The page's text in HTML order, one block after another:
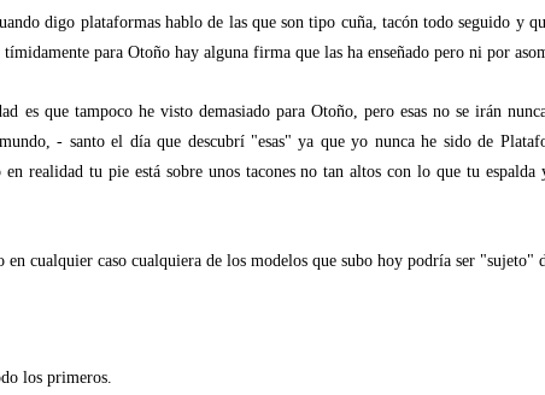
digo plataformas hablo de las que son tipo cuña, tacón todo seguido y
para Otoño hay alguna firma que las ha enseñado pero ni por
es que tampoco he visto demasiado para Otoño, pero esas no se irán
- santo el día que descubrí "esas" ya que yo nunca he sido de
realidad tu pie está sobre unos tacones no tan altos con lo que tu
en cualquier caso cualquiera de los modelos que subo hoy podría ser
los primeros.